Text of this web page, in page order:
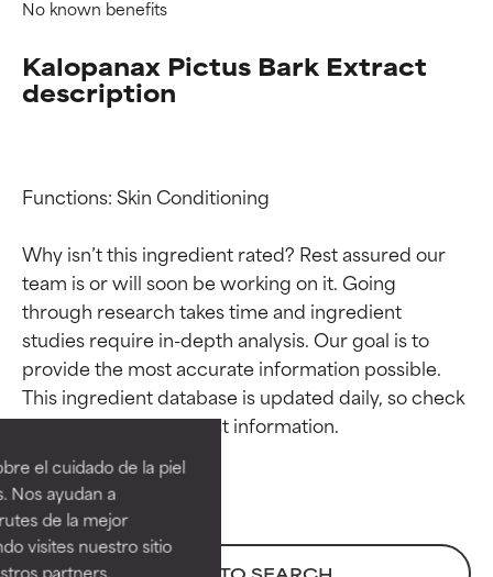
el cuidado de la piel
Nos ayudan a
de la mejor
visites nuestro sitio
partners,
No known benefits
Kalopanax Pictus Bark Extract
description
Functions: Skin Conditioning
Why isn’t this ingredient rated? Rest assured our
team is or will soon be working on it. Going
through research takes time and ingredient
studies require in-depth analysis. Our goal is to
provide the most accurate information possible.
This ingredient database is updated daily, so check
Calificaciones de
ingredientes
EXCELENTE
Ingrediente sobresaliente con
beneficios reales para la piel. Su
eficacia está demostrada y
Calificaciones de
ingredientes
EXCELENTE
Ingrediente sobresaliente con
beneficios reales para la piel. Su
eficacia está demostrada y